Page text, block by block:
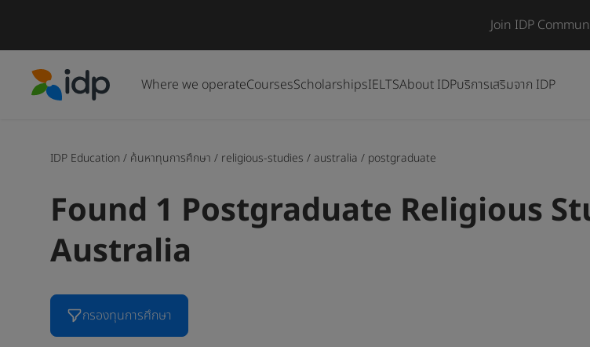
Join IDP
Where we operateCoursesScholarshipsIELTSAbout IDPบริการเสริมจาก IDP
IDP Education / ค้นหาทุนการศึกษา / religious-studies /australia / postgraduate
Found 1 Postgraduate Religious
Australia
กรองทุนการศึกษา